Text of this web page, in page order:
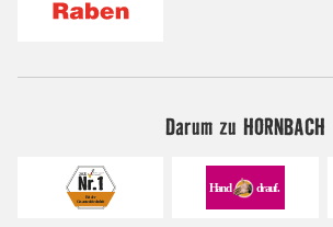
Darum zu HORNBACH